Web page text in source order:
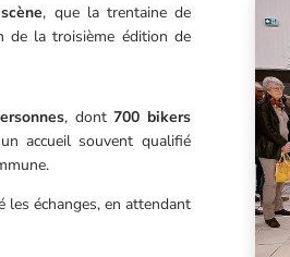
, que la trentaine de
de la troisième édition de
, dont700 bikers
accueil souvent qualifié
les échanges, en attendant